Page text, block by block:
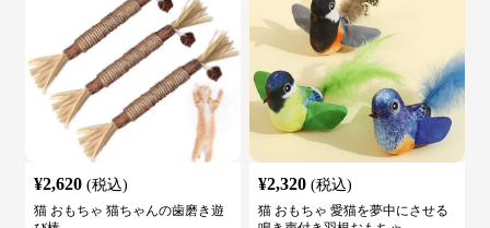
¥2,620 (税込)
猫 おもちゃ 猫ちゃんの歯磨き遊
¥2,320 (税込)
猫 おもちゃ 愛猫を夢中にさせる